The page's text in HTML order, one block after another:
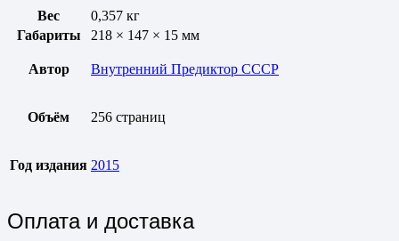
Вес
0,357 кг
Габариты
218 × 147 × 15 мм
Автор Внутренний Предиктор СССР
Объём 256 страниц
Год издания 2015
Оплата и доставка